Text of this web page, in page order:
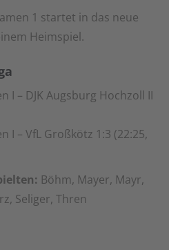
1 startet in das neue
Heimspiel.
I – DJK Augsburg Hochzoll II
I – VfL Großkötz 1:3 (22:25,
Böhm, Mayer, Mayr,
Seliger, Thren